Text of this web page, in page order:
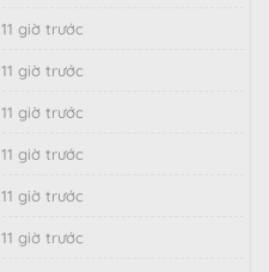
11 giờ trước
11 giờ trước
11 giờ trước
11 giờ trước
11 giờ trước
11 giờ trước